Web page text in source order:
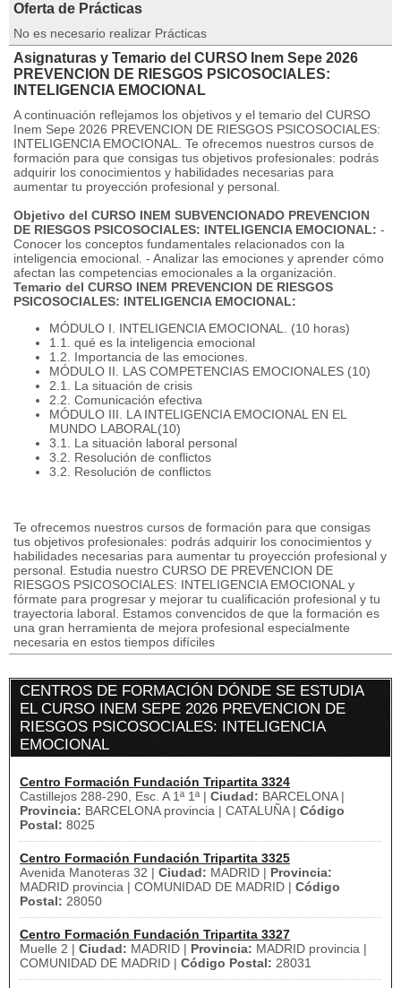
Oferta de Prácticas
No es necesario realizar Prácticas
Asignaturas y Temario del CURSO Inem Sepe 2026
PREVENCION DE RIESGOS PSICOSOCIALES:
INTELIGENCIA EMOCIONAL
A continuación reflejamos los objetivos y el temario del CURSO
Inem Sepe 2026 PREVENCION DE RIESGOS PSICOSOCIALES:
INTELIGENCIA EMOCIONAL. Te ofrecemos nuestros cursos de
formación para que consigas tus objetivos profesionales: podrás
adquirir los conocimientos y habilidades necesarias para
aumentar tu proyección profesional y personal.
Objetivo del CURSO INEM SUBVENCIONADO PREVENCION
DE RIESGOS PSICOSOCIALES: INTELIGENCIA EMOCIONAL: -
Conocer los conceptos fundamentales relacionados con la
inteligencia emocional. - Analizar las emociones y aprender cómo
afectan las competencias emocionales a la organización.
Temario del CURSO INEM PREVENCION DE RIESGOS
PSICOSOCIALES: INTELIGENCIA EMOCIONAL:
MÓDULO I. INTELIGENCIA EMOCIONAL. (10 horas)
1.1. qué es la inteligencia emocional
1.2. Importancia de las emociones.
MÓDULO II. LAS COMPETENCIAS EMOCIONALES (10)
2.1. La situación de crisis
2.2. Comunicación efectiva
MÓDULO III. LA INTELIGENCIA EMOCIONAL EN EL
MUNDO LABORAL(10)
3.1. La situación laboral personal
3.2. Resolución de conflictos
3.2. Resolución de conflictos
Te ofrecemos nuestros cursos de formación para que consigas
tus objetivos profesionales: podrás adquirir los conocimientos y
habilidades necesarias para aumentar tu proyección profesional y
personal. Estudia nuestro CURSO DE PREVENCION DE
RIESGOS PSICOSOCIALES: INTELIGENCIA EMOCIONAL y
fórmate para progresar y mejorar tu cualificación profesional y tu
trayectoria laboral. Estamos convencidos de que la formación es
una gran herramienta de mejora profesional especialmente
necesaria en estos tiempos difíciles
CENTROS DE FORMACIÓN DÓNDE SE ESTUDIA
EL CURSO INEM SEPE 2026 PREVENCION DE
RIESGOS PSICOSOCIALES: INTELIGENCIA
EMOCIONAL
Centro Formación Fundación Tripartita 3324
Castillejos 288-290, Esc. A 1ª 1ª | Ciudad: BARCELONA |
Provincia: BARCELONA provincia | CATALUÑA | Código
Postal: 8025
Centro Formación Fundación Tripartita 3325
Avenida Manoteras 32 | Ciudad: MADRID | Provincia:
MADRID provincia | COMUNIDAD DE MADRID | Código
Postal: 28050
Centro Formación Fundación Tripartita 3327
Muelle 2 | Ciudad: MADRID | Provincia: MADRID provincia |
COMUNIDAD DE MADRID | Código Postal: 28031